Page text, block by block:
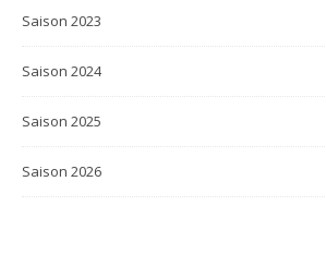
Saison 2023
Saison 2024
Saison 2025
Saison 2026